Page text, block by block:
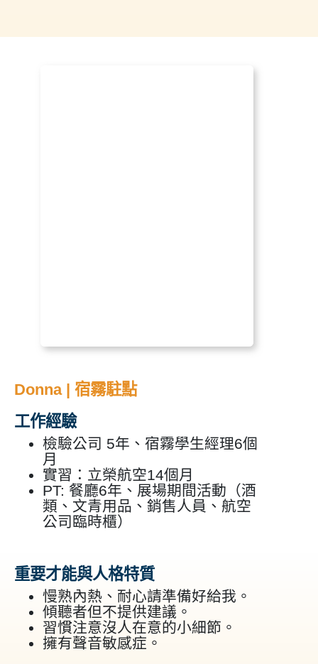
Donna | 宿霧駐點
工作經驗
檢驗公司 5年、宿霧學生經理6個
月
實習：立榮航空14個月
PT: 餐廳6年、展場期間活動（酒
類、文青用品、銷售人員、航空
公司臨時櫃）
重要才能與人格特質
慢熟內熱、耐心請準備好給我。
傾聽者但不提供建議。
習慣注意沒人在意的小細節。
擁有聲音敏感症。